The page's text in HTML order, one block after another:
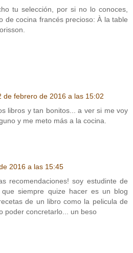
tu selección, por si no lo conoces,
de cocina francés precioso: À la table
de febrero de 2016 a las 15:02
libros y tan bonitos... a ver si me voy
y me meto más a la cocina.
2016 a las 15:45
recomendaciones! soy estudinte de
siempre quize hacer es un blog
de un libro como la pelicula de
poder concretarlo... un beso